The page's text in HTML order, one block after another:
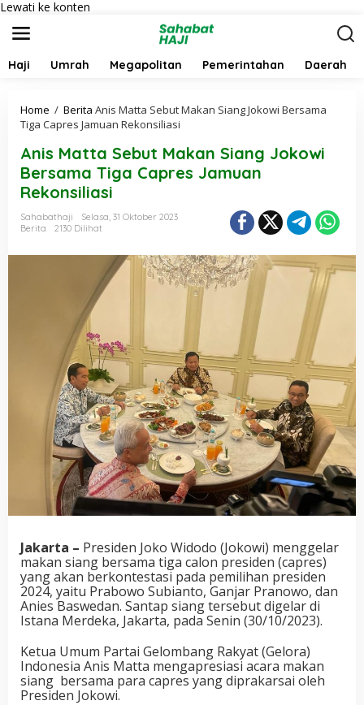
Lewati ke konten
Haji Umrah Megapolitan Pemerintahan Daerah
Home / Berita Anis Matta Sebut Makan Siang Jokowi Bersama
Tiga Capres Jamuan Rekonsiliasi
Anis Matta Sebut Makan Siang Jokowi
Bersama Tiga Capres Jamuan
Rekonsiliasi
Sahabathaji
Selasa, 31 Oktober 2023
Berita
2130 Dilihat
Jakarta – Presiden Joko Widodo (Jokowi) menggelar
makan siang bersama tiga calon presiden (capres)
yang akan berkontestasi pada pemilihan presiden
2024, yaitu Prabowo Subianto, Ganjar Pranowo, dan
Anies Baswedan. Santap siang tersebut digelar di
Istana Merdeka, Jakarta, pada Senin (30/10/2023).
Ketua Umum Partai Gelombang Rakyat (Gelora)
Indonesia Anis Matta mengapresiasi acara makan
siang bersama para capres yang diprakarsai oleh
Presiden Jokowi.